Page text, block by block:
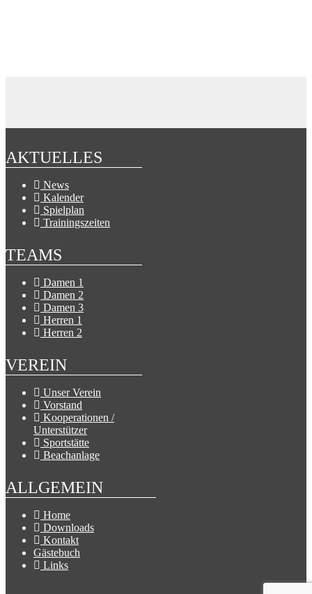
AKTUELLES
News
Kalender
Spielplan
Trainingszeiten
TEAMS
Damen 1
Damen 2
Damen 3
Herren 1
Herren 2
VEREIN
Unser Verein
Vorstand
Kooperationen /
Unterstützer
Sportstätte
Beachanlage
ALLGEMEIN
Home
Downloads
Kontakt
Gästebuch
Links